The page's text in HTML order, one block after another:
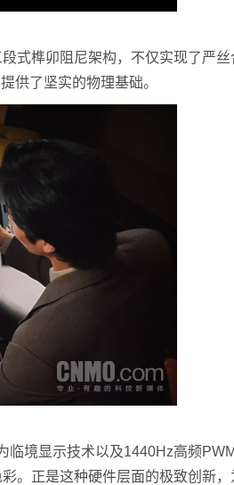
榫卯阻尼架构，不仅实现了严丝
供了坚实的物理基础。
境显示技术以及1440Hz高频
。正是这种硬件层面的极致创新，